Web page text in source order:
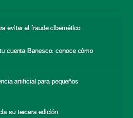
evitar el fraude cibernético
cuenta Banesco: conoce cómo
artificial para pequeños
su tercera edición